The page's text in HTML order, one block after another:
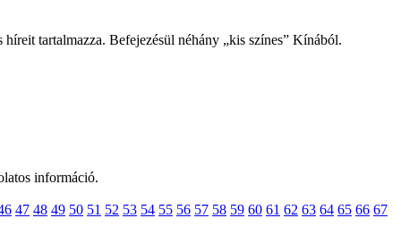
tartalmazza. Befejezésül néhány „kis színes” Kínából.
információ.
47 48 49 50 51 52 53 54 55 56 57 58 59 60 61 62 63 64 65 66 67